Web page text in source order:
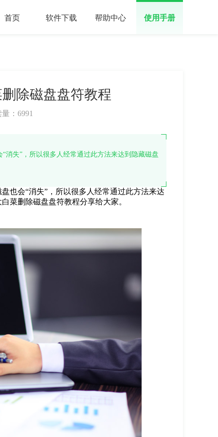
首页 软件下载 帮助中心 使用手册
除磁盘盘符教程
： 6991
消失”，所以很多人经常通过此方法来达到隐藏磁盘
也会“消失”，所以很多人经常通过此方法来达
菜删除磁盘盘符教程分享给大家。